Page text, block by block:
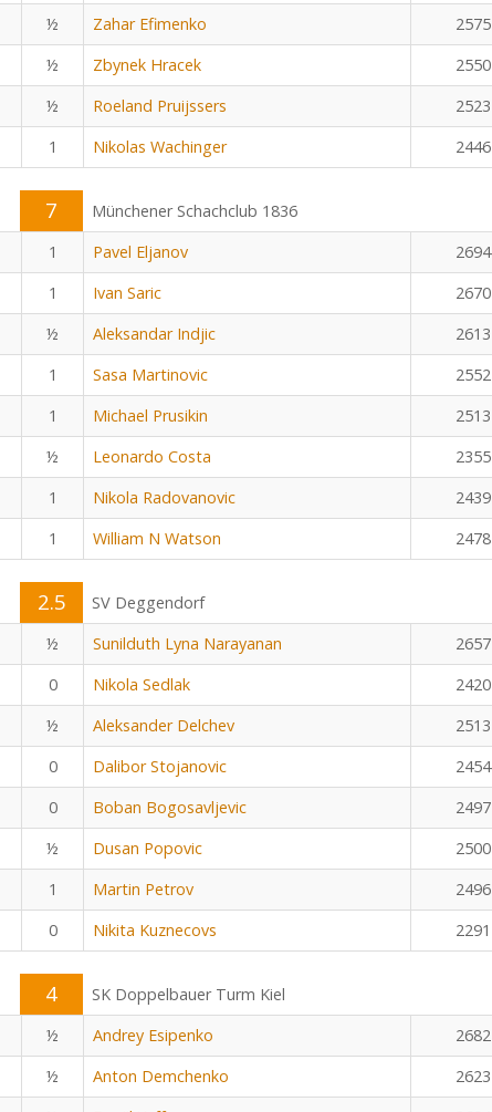
½ Zahar Efimenko 2575
½ Zbynek Hracek 2550
½ Roeland Pruijssers 2523
1 Nikolas Wachinger 2446
7
Münchener Schachclub 1836
1 Pavel Eljanov 2694
1 Ivan Saric 2670
½ Aleksandar Indjic 2613
1 Sasa Martinovic 2552
1 Michael Prusikin 2513
½ Leonardo Costa 2355
1 Nikola Radovanovic 2439
1 William N Watson 2478
2.5
SV Deggendorf
½ Sunilduth Lyna Narayanan 2657
0 Nikola Sedlak 2420
½ Aleksander Delchev 2513
0 Dalibor Stojanovic 2454
0 Boban Bogosavljevic 2497
½ Dusan Popovic 2500
1 Martin Petrov 2496
0 Nikita Kuznecovs 2291
4
SK Doppelbauer Turm Kiel
½ Andrey Esipenko 2682
½ Anton Demchenko 2623